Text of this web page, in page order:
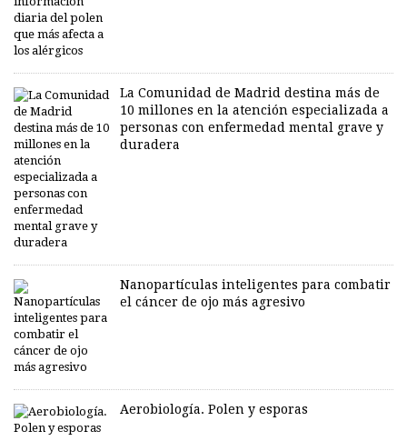
La Comunidad de Madrid destina más de
10 millones en la atención especializada a
personas con enfermedad mental grave y
duradera
Nanopartículas inteligentes para combatir
el cáncer de ojo más agresivo
Aerobiología. Polen y esporas